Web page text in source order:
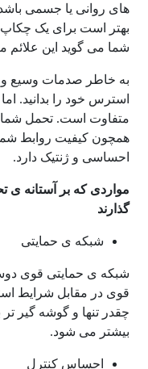
های روانی یا جسمی
بهتر است برای یک
شما می گوید این
به خاطر صدمات وسیع
استرس خود را بدانید.
متفاوت است. تحمل شما
همچون کیفیت روابط
احساسی و ژنتیک دارد.
مواردی که بر آستانه ی
گذارند
شبکه ی حمایتی
شبکه ی حمایتی قوی
قوی در مقابل شرایط
چقدر تنها و گوشه گیر تر
بیشتر می شود.
احساس کنترل